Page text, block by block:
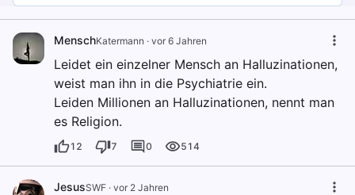
MenschKatermann · vor 6 Jahren
Leidet ein einzelner Mensch an Halluzinationen,
weist man ihn in die Psychiatrie ein.
Leiden Millionen an Halluzinationen, nennt man
es Religion.
12 7 0 514
JesusSWF · vor 2 Jahren